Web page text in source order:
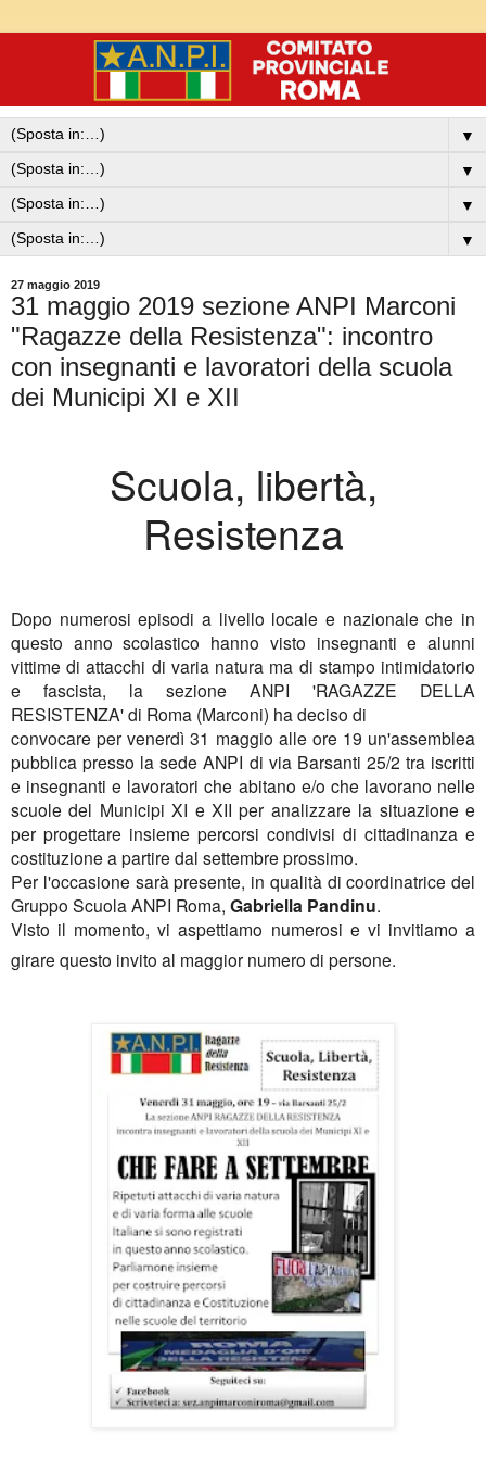
▼
▼
▼
▼
27 maggio 2019
31 maggio 2019 sezione ANPI Marconi
"Ragazze della Resistenza": incontro
con insegnanti e lavoratori della scuola
dei Municipi XI e XII
Scuola, libertà,
Resistenza
Dopo numerosi episodi a livello locale e nazionale che in
questo anno scolastico hanno visto insegnanti e alunni
vittime di attacchi di varia natura ma di stampo intimidatorio
e fascista, la sezione ANPI 'RAGAZZE DELLA
RESISTENZA' di Roma (Marconi) ha deciso di
convocare per venerdì 31 maggio alle ore 19 un'assemblea
pubblica presso la sede ANPI di via Barsanti 25/2 tra iscritti
e insegnanti e lavoratori che abitano e/o che lavorano nelle
scuole del Municipi XI e XII per analizzare la situazione e
per progettare insieme percorsi condivisi di cittadinanza e
costituzione a partire dal settembre prossimo.
Per l'occasione sarà presente, in qualità di coordinatrice del
Gruppo Scuola ANPI Roma, Gabriella Pandinu.
Visto il momento, vi aspettiamo numerosi e vi invitiamo a
girare questo invito al maggior numero di persone.